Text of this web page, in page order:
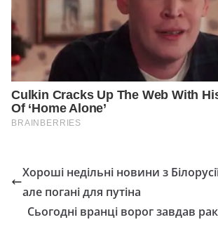
Хороші недільні новини з
але погані для путіна
Сьогодні вранці ворог завдав